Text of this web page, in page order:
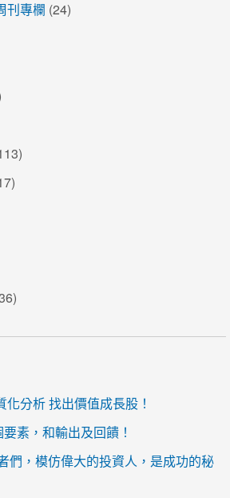
刊專欄 (24)
分析 找出價值成長股！
素，和輸出及回饋！
們，模仿偉大的投資人，是成功的秘